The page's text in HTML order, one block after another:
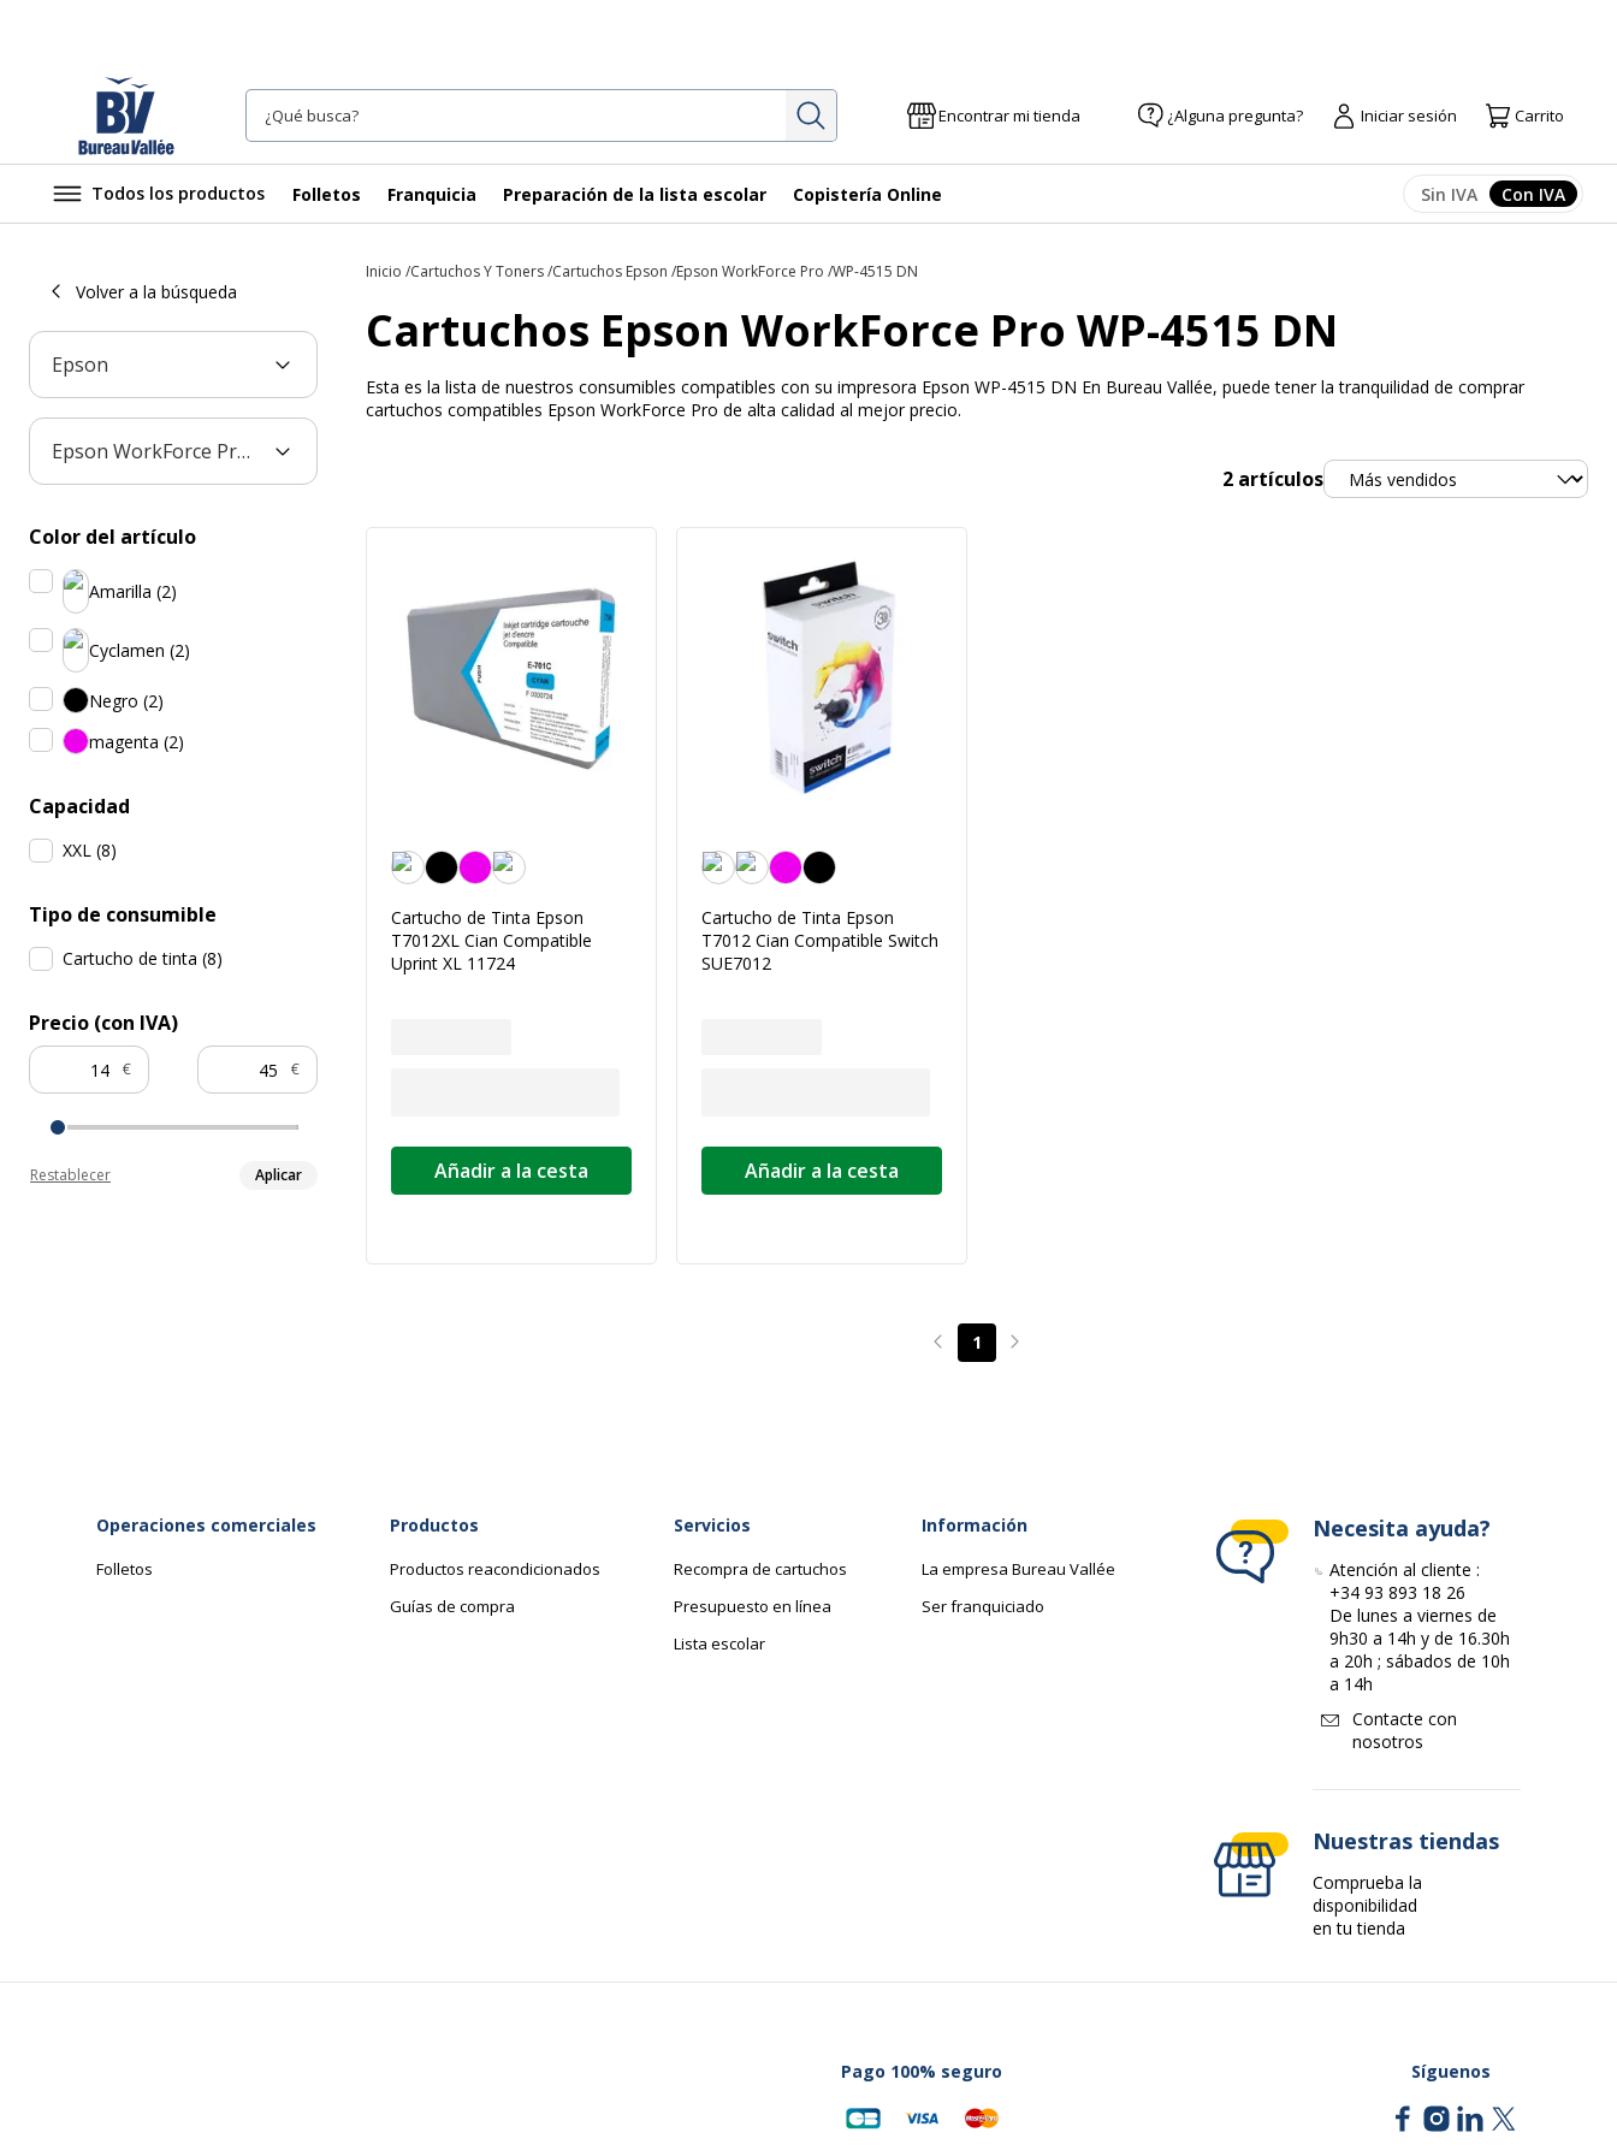
InvestigaciónEncontrar mi tienda ¿Alguna pregunta? Iniciar sesión Carrito
Todos los productos Folletos Franquicia Preparación de la lista escolar Copistería Online Afficher les prix
Sin IVA Afficher
Con IVA
Volver a la búsqueda
Epson
Epson WorkForce Pro WP-4515 DN
Color del artículo
Amarilla (2)
Cyclamen (2)
Negro (2)
magenta (2)
Capacidad
XXL (8)
Tipo de consumible
Cartucho de tinta (8)
Precio (con IVA)
€ €
Restablecer Aplicar
Inicio Cartuchos Y Toners Cartuchos Epson Epson WorkForce Pro WP-4515 DN
Cartuchos Epson WorkForce Pro WP-4515 DN
Esta es la lista de nuestros consumibles compatibles con su impresora Epson WP-4515 DN En Bureau Vallée, puede tener la tranquilidad de comprar
cartuchos compatibles Epson WorkForce Pro de alta calidad al mejor precio.
2 artículosOrdenar
Cyclamen
Cartucho de Tinta Epson
T7012XL Cian Compatible
Uprint XL 11724
Añadir a la cesta
Cyclamen
Cartucho de Tinta Epson
T7012 Cian Compatible Switch
SUE7012
Añadir a la cesta
Page précédente
1 Page suivante
Operaciones comerciales
Folletos
Productos
Productos reacondicionados
Guías de compra
Servicios
Recompra de cartuchos
Presupuesto en línea
Lista escolar
Información
La empresa Bureau Vallée
Ser franquiciado
Necesita ayuda?
Atención al cliente :
+34 93 893 18 26
De lunes a viernes de
9h30 a 14h y de 16.30h
a 20h ; sábados de 10h
a 14h
Contacte con
nosotros
Nuestras tiendas
Comprueba la
disponibilidad
en tu tienda
Pago 100% seguro Síguenos